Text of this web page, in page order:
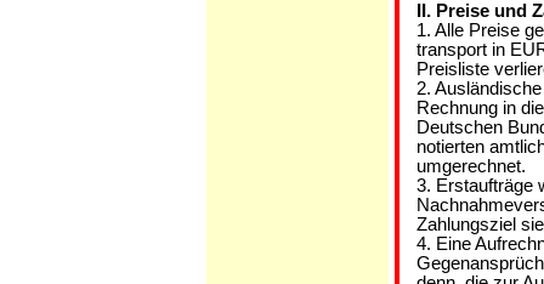
II. Preise und
1. Alle Preise
transport in
Preisliste
2.
Rechnung in
Deutschen
notierten
umgerechnet.
3. Erstaufträge
Zahlungsziel
4. Eine